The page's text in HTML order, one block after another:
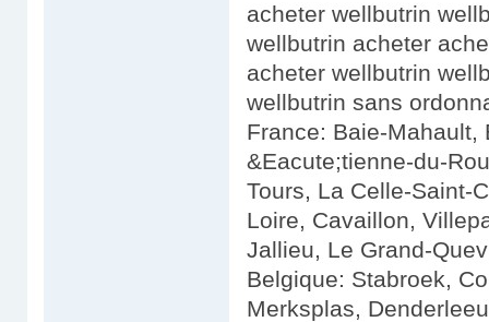
acheter wellbutrin
wellbutrin acheter
acheter wellbutrin
wellbutrin sans
France: Baie-Mahault,
&Eacute;tienne-du-
Tours, La Celle-Saint-
Loire, Cavaillon,
Jallieu, Le Grand-
Belgique: Stabroek,
Merksplas,